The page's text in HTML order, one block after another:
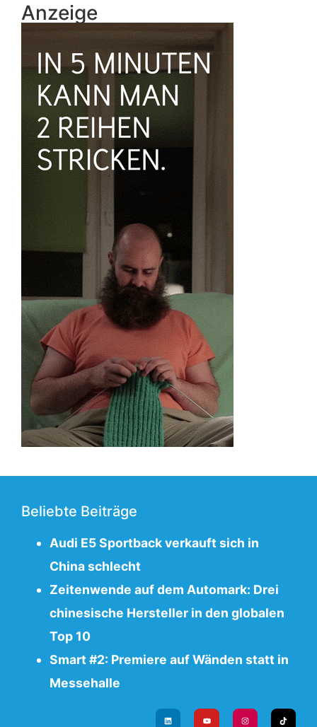
Anzeige
Beliebte Beiträge
Audi E5 Sportback verkauft sich in
China schlecht
Zeitenwende auf dem Automark: Drei
chinesische Hersteller in den globalen
Top 10
Smart #2: Premiere auf Wänden statt in
Messehalle